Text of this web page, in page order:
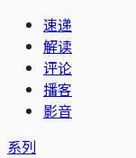
速递
解读
评论
播客
影音
系列